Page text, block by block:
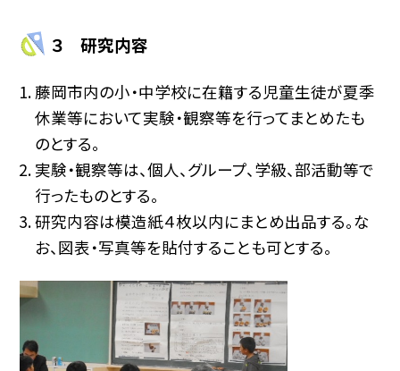
３ 研究内容
藤岡市内の小・中学校に在籍する児童生徒が夏季
休業等において実験・観察等を行ってまとめたも
のとする。
実験・観察等は、個人、グループ、学級、部活動等で
行ったものとする。
研究内容は模造紙４枚以内にまとめ出品する。な
お、図表・写真等を貼付することも可とする。